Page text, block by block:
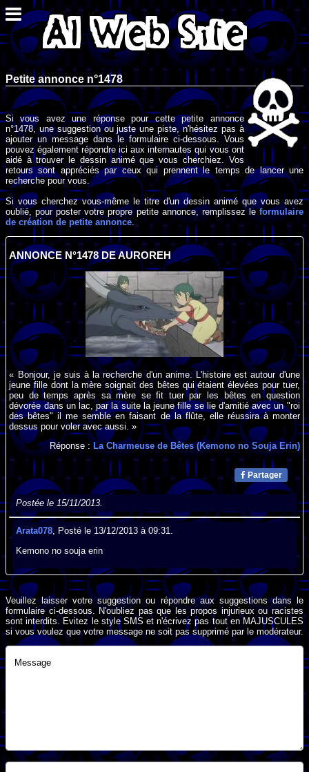
Petite annonce n°1478
Si vous avez une réponse pour cette petite annonce
n°1478, une suggestion ou juste une piste, n'hésitez pas à
ajouter un message dans le formulaire ci-dessous. Vous
pouvez également répondre ici aux internautes qui vous ont
aidé à trouver le dessin animé que vous cherchiez. Vos
retours sont appréciés par ceux qui prennent le temps de lancer une
recherche pour vous.
Si vous cherchez vous-même le titre d'un dessin animé que vous avez
oublié, pour poster votre propre petite annonce, remplissez leformulaire
de création de petite annonce .
ANNONCE N°1478 DE AUROREH
« Bonjour, je suis à la recherche d'un anime. L'histoire est autour d'une
jeune fille dont la mère soignait des bêtes qui étaient élevées pour tuer,
peu de temps après sa mère se fit tuer par les bêtes en question
dévorée dans un lac, par la suite la jeune fille se lie d'amitié avec un "roi
des bêtes" il me semble en faisant de la flûte, elle réussira à monter
dessus pour voler avec aussi. »
Réponse :La Charmeuse de Bêtes (Kemono no Souja Erin)
Partager
Postée le 15/11/2013.
Arata078, Posté le 13/12/2013 à 09:31.
Kemono no souja erin
Veuillez laisser votre suggestion ou répondre aux suggestions dans le
formulaire ci-dessous. N'oubliez pas que les propos injurieux ou racistes
sont interdits. Evitez le style SMS et n'écrivez pas tout en MAJUSCULES
si vous voulez que votre message ne soit pas supprimé par le modérateur.
Message